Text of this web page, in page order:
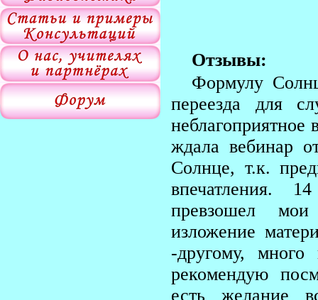
Отзывы:
Формулу
переезда для
неблагоприятное
ждала вебинар
Солнце, т.к.
впечатления. 14
превзошел
изложение
-другому,
рекомендую
есть желание